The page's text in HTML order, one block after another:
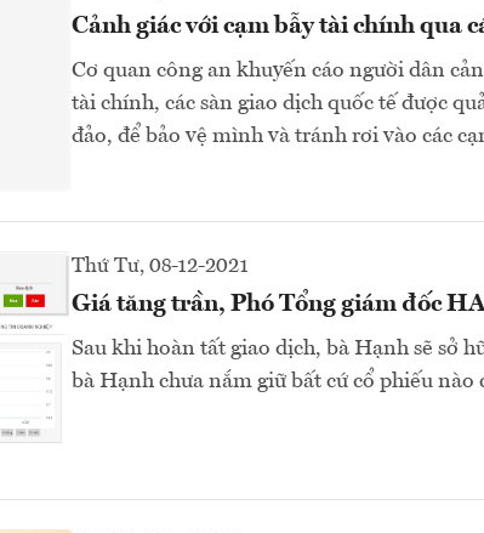
Cảnh giác với cạm bẫy tài chính qua
Cơ quan công an khuyến cáo người dân
tài chính, các sàn giao dịch quốc tế được
đảo, để bảo vệ mình và tránh rơi vào các
Thứ Tư, 08-12-2021
Giá tăng trần, Phó Tổng giám đốc
Sau khi hoàn tất giao dịch, bà Hạnh sẽ sở
bà Hạnh chưa nắm giữ bất cứ cổ phiếu nào